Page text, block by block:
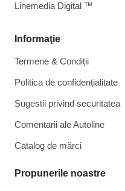
Informaţie
Termene & Condiții
Politica de confidențialitate
Sugestii privind securitatea
Comentarii ale Autoline
Catalog de mărcі
Propunerile noastre
Linemedia Digital ™